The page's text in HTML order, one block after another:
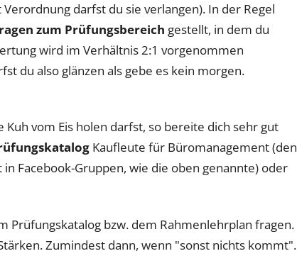
darfst du sie verlangen). In der Regel
zum Prüfungsbereich gestellt, in dem du
wird im Verhältnis 2:1 vorgenommen
du also glänzen als gebe es kein morgen.
vom Eis holen darfst, so bereite dich sehr gut
Kaufleute für Büromanagement (den
Facebook-Gruppen, wie die oben genannte) oder
Prüfungskatalog bzw. dem Rahmenlehrplan fragen.
Zumindest dann, wenn "sonst nichts kommt".